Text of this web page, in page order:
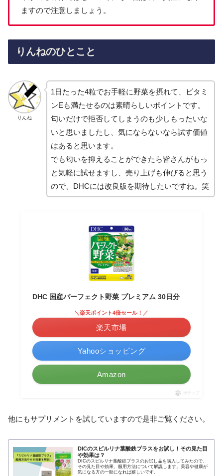
ますので注意しましょう。
りんねのひとこと
りんね
1日たった4粒でお手軽に野菜を摂れて、ビタミ
ンEも満たせるのは素晴らしいポイントです。
匂いだけで拒否してしまうのも少しもったいな
いと思いましたし、気にならないなら試す価値
はあると思います。
でも匂いを抑えることができたら皆さんがもっ
と気軽に試せますし、売り上げも伸びると思う
ので、DHCには改良版を期待したいですね。笑
DHC 国産パーフェクト野菜 プレミアム 30日分
＼楽天ポイント4倍セール！／
楽天市場
Yahooショッピング
Amazon
ポチップ
他にもサプリメントを試していますので是非ご覧ください。
DICのスピルリナ葉酸鉄プラスをお試し！その見た目
や効果は？
DICのスピルリナ葉酸鉄プラスのお試し品を購入してみたので、
その見た目や効果、服用方法について解説します。美容や健康が
気になる方の一助になれば嬉しいです。